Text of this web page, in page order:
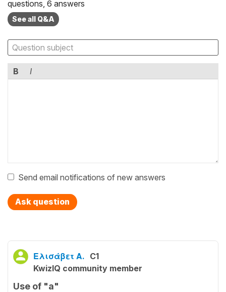
questions, 6 answers
See all Q&A
B I
Send email notifications of new answers
Ask question
Ελισάβετ Α. C1
KwizIQ community member
Use of "a"